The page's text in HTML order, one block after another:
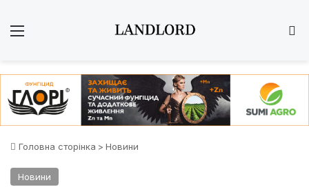
Головна сторінка > Новини
Новини